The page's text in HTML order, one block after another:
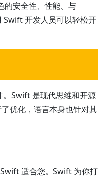
的安全性、性能、与
Swift 开发人员可以轻松开
Swift 是现代思维和开源
优化，语言本身也针对其
适合您。Swift 为你打